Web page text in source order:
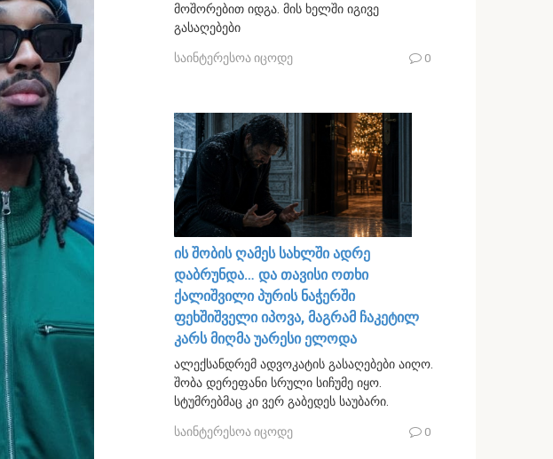
მოშორებით იდგა. მის ხელში იგივე
გასაღებები
საინტერესოა იცოდე 0
ის შობის ღამეს სახლში ადრე
დაბრუნდა… და თავისი ოთხი
ქალიშვილი პურის ნაჭერში
ფეხშიშველი იპოვა, მაგრამ ჩაკეტილ
კარს მიღმა უარესი ელოდა
ალექსანდრემ ადვოკატის გასაღებები აიღო.
შობა დერეფანი სრული სიჩუმე იყო.
სტუმრებმაც კი ვერ გაბედეს საუბარი.
საინტერესოა იცოდე 0